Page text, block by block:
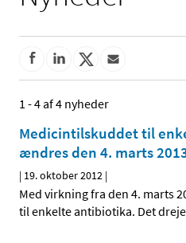
1 - 4 af 4 nyheder
Medicintilskuddet til
ændres den 4. marts
| 19. oktober 2012 |
Med virkning fra den 4. marts
til enkelte antibiotika. Det